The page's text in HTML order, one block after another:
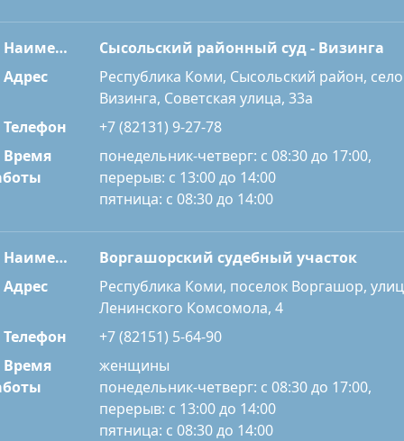
Наименование
Сысольский районный суд - Визинга
Адрес
Республика Коми, Сысольский район, село
Визинга, Советская улица, 33а
Телефон
+7 (82131) 9-27-78
Время
понедельник-четверг: с 08:30 до 17:00,
перерыв: с 13:00 до 14:00
пятница: с 08:30 до 14:00
Наименование
Воргашорский судебный участок
Адрес
Республика Коми, поселок Воргашор,
Ленинского Комсомола, 4
Телефон
+7 (82151) 5-64-90
Время
женщины
понедельник-четверг: с 08:30 до 17:00,
перерыв: с 13:00 до 14:00
пятница: с 08:30 до 14:00